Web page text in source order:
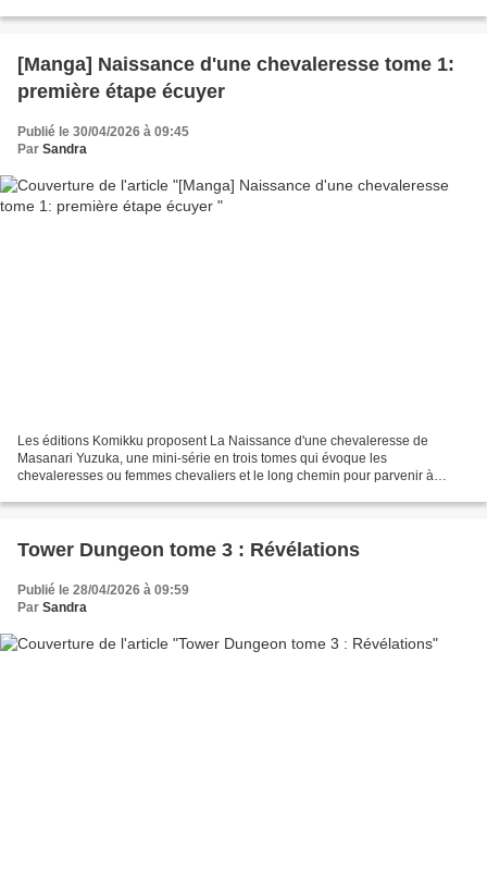
[Manga] Naissance d'une chevaleresse tome 1:
première étape écuyer
Publié le 30/04/2026 à 09:45
Par Sandra
Les éditions Komikku proposent La Naissance d'une chevaleresse de
Masanari Yuzuka, une mini-série en trois tomes qui évoque les
chevaleresses ou femmes chevaliers et le long chemin pour parvenir à
Tower Dungeon tome 3 : Révélations
Publié le 28/04/2026 à 09:59
Par Sandra